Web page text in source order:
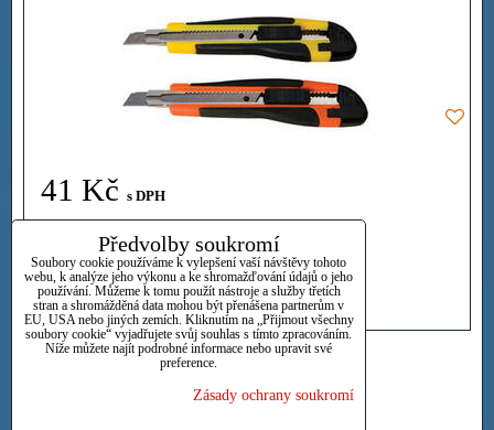
41 Kč s DPH
Dostupnost:Skladem
ks DO KOŠÍKU
Předvolby soukromí
Soubory cookie používáme k vylepšení vaší návštěvy tohoto
webu, k analýze jeho výkonu a ke shromažďování údajů o jeho
používání. Můžeme k tomu použít nástroje a služby třetích
stran a shromážděná data mohou být přenášena partnerům v
EU, USA nebo jiných zemích. Kliknutím na „Přijmout všechny
soubory cookie“ vyjadřujete svůj souhlas s tímto zpracováním.
Níže můžete najít podrobné informace nebo upravit své
preference.
Zásady ochrany soukromí